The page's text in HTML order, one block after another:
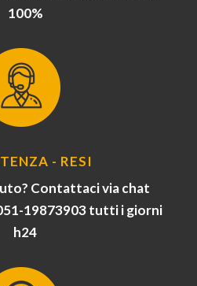
100%
- RESI
Contattaci via chat
19873903 tutti i giorni
h24